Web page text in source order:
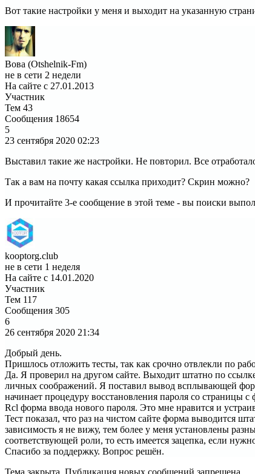
Вот такие настройки у меня и выходит на указанную
Вова (Otshelnik-Fm)
не в сети 2 недели
На сайте с 27.01.2013
Участник
Тем 43
Сообщения 18654
5
23 сентября 2020 02:23
Выставил такие же настройки. Не повторил. Все
Так а вам на почту какая ссылка приходит? Скрин можно?
И прочитайте 3-е сообщение в этой теме - вы поиски
kooptorg.club
не в сети 1 неделя
На сайте с 14.01.2020
Участник
Тем 117
Сообщения 305
6
26 сентября 2020 21:34
Добрый день.
Пришлось отложить тесты, так как срочно отвлекли по
Да. Я проверил на другом сайте. Выходит штатно по
личных соображений. Я поставил вывод всплывающей
начинает процедуру восстановления пароля со страницы
Rcl форма ввода нового пароля. Это мне нравится и
Тест показал, что раз на чистом сайте форма выводится
зависимость я не вижу, тем более у меня установлены
соответствующей роли, то есть имеется зацепка, если
Спасибо за поддержку. Вопрос решён.
Тема закрыта. Публикация новых сообщений запрещена.